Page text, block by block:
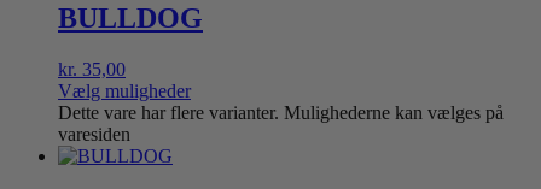
BULLDOG
kr. 35,00
Vælg muligheder
Dette vare har flere varianter. Mulighederne kan vælges på
varesiden